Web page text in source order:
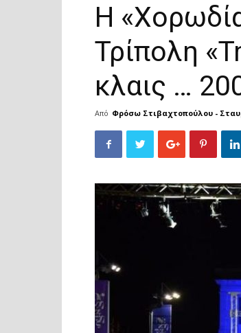
Η
Τρίπολη
κλαις …
Από Φρόσω Στιβαχτοπούλου -